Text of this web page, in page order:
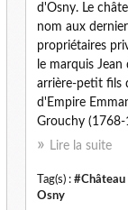
d'Osny. Le
nom aux
propriétaires
le marquis Jean
arrière-petit fils
d'Empire
Grouchy (1768-
Lire la suite
Tag(s) : #Château
Osny